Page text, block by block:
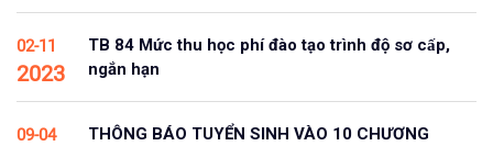
02-11
2023
TB 84 Mức thu học phí đào tạo trình độ sơ cấp,
ngắn hạn
09-04
THÔNG BÁO TUYỂN SINH VÀO 10 CHƯƠNG